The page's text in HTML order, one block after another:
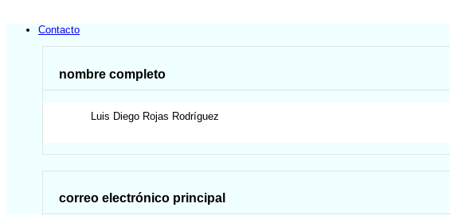
Contacto
nombre completo
Luis Diego Rojas Rodríguez
correo electrónico principal